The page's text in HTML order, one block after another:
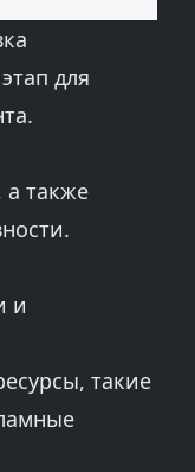
для
а также
и
такие